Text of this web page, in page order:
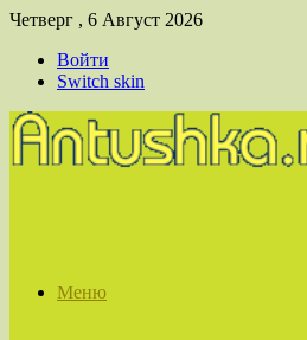
Четверг , 6 Август 2026
Войти
Switch skin
Меню